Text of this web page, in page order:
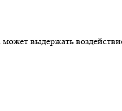
выдержать